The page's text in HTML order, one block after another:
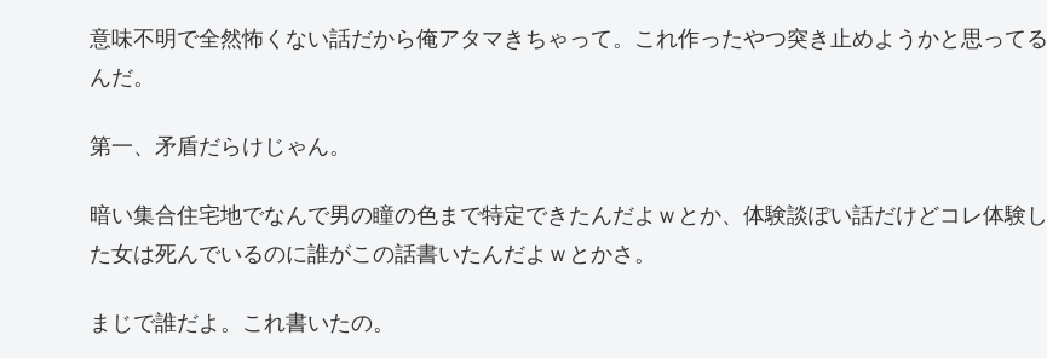
意味不明で全然怖くない話だから俺アタマきちゃって。これ作ったやつ突き止めようかと思ってる
んだ。
第一、矛盾だらけじゃん。
暗い集合住宅地でなんで男の瞳の色まで特定できたんだよｗとか、体験談ぽい話だけどコレ体験し
た女は死んでいるのに誰がこの話書いたんだよｗとかさ。
まじで誰だよ。これ書いたの。